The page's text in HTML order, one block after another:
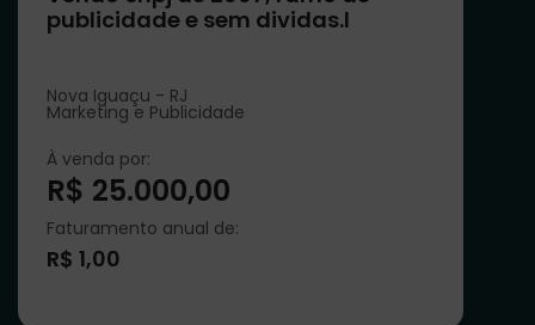
publicidade e sem dividas.l
Nova Iguaçu - RJ
Marketing e Publicidade
À venda por:
R$ 25.000,00
Faturamento anual de:
R$ 1,00